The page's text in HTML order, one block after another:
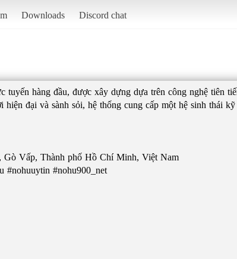
Downloads Discord chat
tuyến hàng đầu, được xây dựng dựa trên công nghệ tiên
đại và sành sỏi, hệ thống cung cấp một hệ sinh thái
Vấp, Thành phố Hồ Chí Minh, Việt Nam
#nohuuytin #nohu900_net